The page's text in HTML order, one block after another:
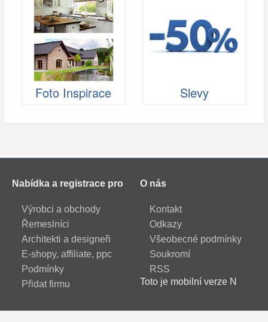
Foto Inspirace Slevy
Nabídka a registrace pro
Výrobci a obchody
Řemeslníci
Architekti a designeři
E-shopy, affiliate, ppc
Podmínky
Přidat firmu
O nás
Kontakt
Odkazy
Všeobecné podmínky
Soukromí
RSS
Toto je mobilní verze N